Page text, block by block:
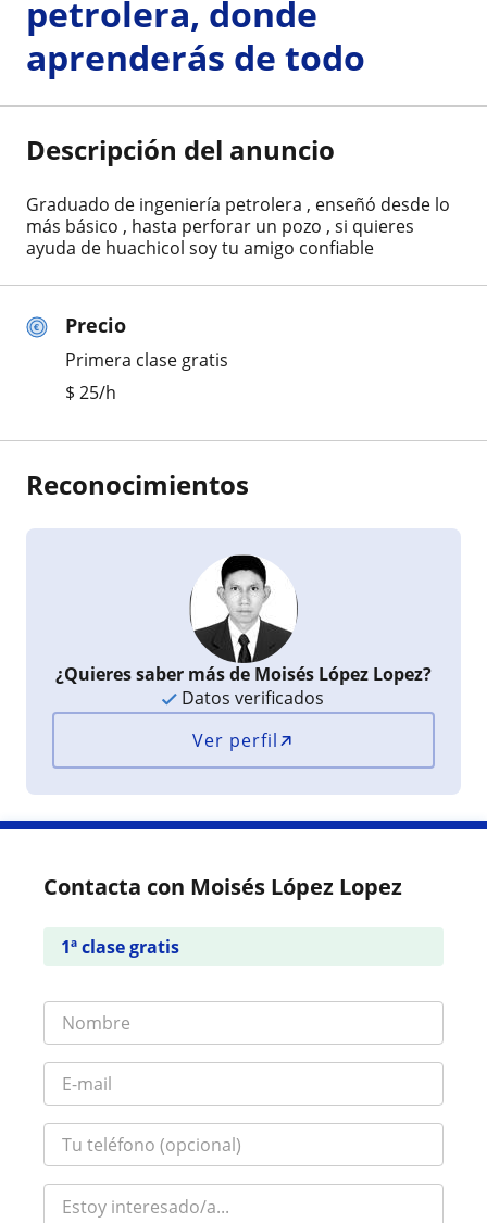
Precio
Primera clase gratis
$ 25/h
petrolera, donde
aprenderás de todo
Descripción del anuncio
Graduado de ingeniería petrolera , enseñó desde lo
más básico , hasta perforar un pozo , si quieres
ayuda de huachicol soy tu amigo confiable
Reconocimientos
¿Quieres saber más de Moisés López Lopez?
Datos verificados
Ver perfil
Contacta con Moisés López Lopez
1ª clase gratis